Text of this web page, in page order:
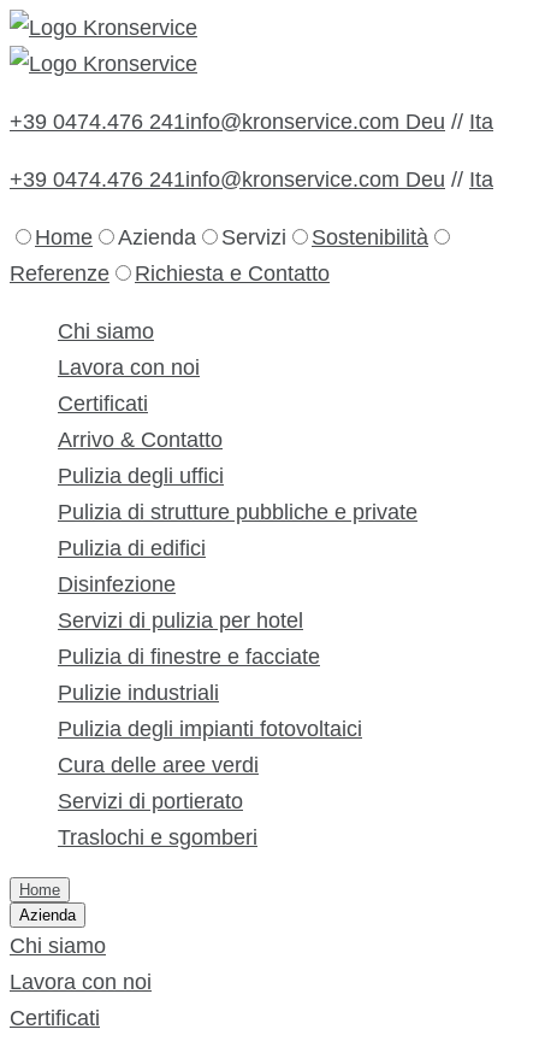
+39 0474.476 241info@kronservice.com Deu // Ita
+39 0474.476 241info@kronservice.com Deu // Ita
Home Azienda Servizi
Sostenibilità
Referenze
Richiesta e Contatto
Chi siamo
Lavora con noi
Certificati
Arrivo & Contatto
Pulizia degli uffici
Pulizia di strutture pubbliche e private
Pulizia di edifici
Disinfezione
Servizi di pulizia per hotel
Pulizia di finestre e facciate
Pulizie industriali
Pulizia degli impianti fotovoltaici
Cura delle aree verdi
Servizi di portierato
Traslochi e sgomberi
Home
Azienda
Chi siamo
Lavora con noi
Certificati